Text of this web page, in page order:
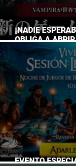
¡NADIE
OBLIGA A ABRIR
JAPÓN A SOLO
LANZAMIENTO
EVENTO